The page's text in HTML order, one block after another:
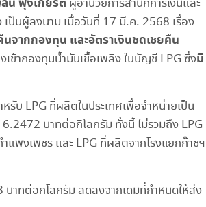
ผู้อำนวยการสำนักการเงินและ
ป็นผู้ลงนาม เมื่อวันที่ 17 มี.ค. 2568 เรื่อง
นจากกองทุน และอัตราเงินชดเชยคืน
ข้ากองทุนน้ำมันเชื้อเพลิง ในบัญชี LPG ซึ่งมี
รับ LPG ที่ผลิตในประเทศเพื่อจำหน่ายเป็น
บาทต่อกิโลกรัม ทั้งนี้ ไม่รวมถึง LPG
พงเพชร และ LPG ที่ผลิตจากโรงแยกก๊าซฯ
บาทต่อกิโลกรัม ลดลงจากเดิมที่กำหนดให้ส่ง